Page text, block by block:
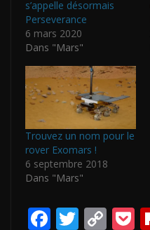
s’appelle désormais
Perseverance
6 mars 2020
Dans "Mars"
Trouvez un nom pour le
rover Exomars !
6 septembre 2018
Dans "Mars"
F T C P